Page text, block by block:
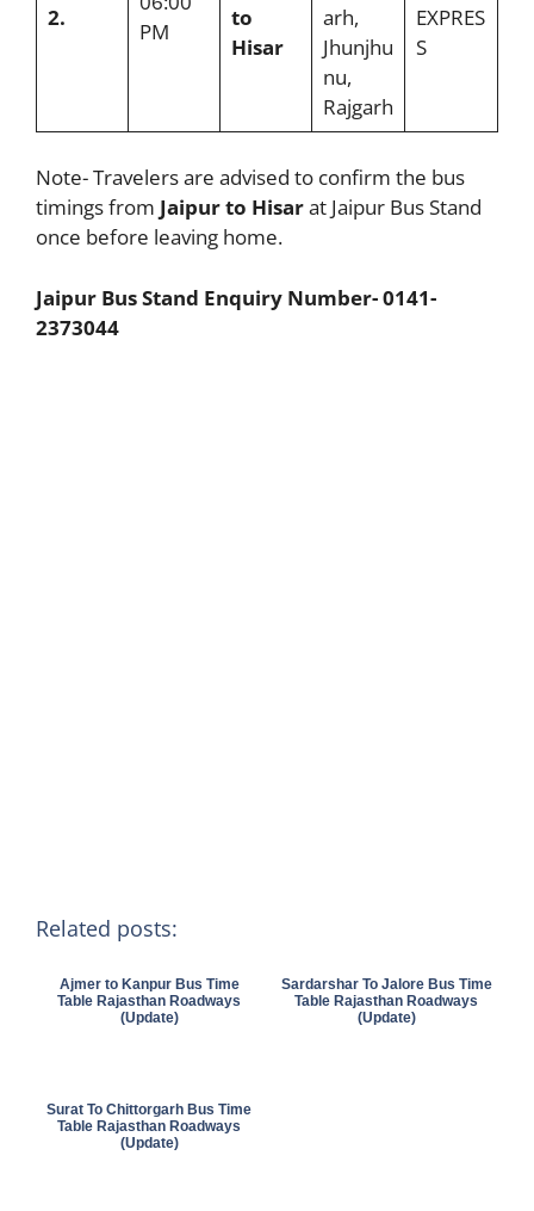
2.
PM
to
Hisar
arh,
Jhunjhu
nu,
Rajgarh
EXPRES
S
Note- Travelers are advised to confirm the bus
timings from Jaipur to Hisarat Jaipur Bus Stand
once before leaving home.
Jaipur Bus Stand Enquiry Number-0141-
2373044
Related posts:
Ajmer to Kanpur Bus Time
Table Rajasthan Roadways
(Update)
Sardarshar To Jalore Bus Time
Table Rajasthan Roadways
(Update)
Surat To Chittorgarh Bus Time
Table Rajasthan Roadways
(Update)